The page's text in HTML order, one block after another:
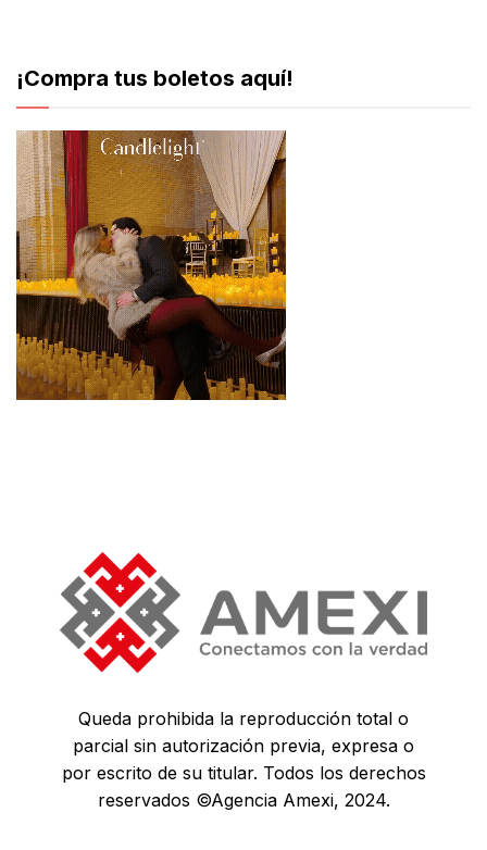
¡Compra tus boletos aquí!
Queda prohibida la reproducción total o
parcial sin autorización previa, expresa o
por escrito de su titular. Todos los derechos
reservados ©Agencia Amexi, 2024.